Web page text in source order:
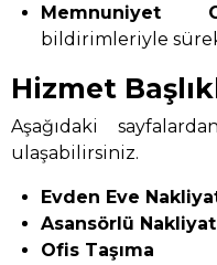
Memnuniyet
bildirimleriyle
Hizmet
Aşağıdaki
ulaşabilirsiniz.
Evden Eve
Asansörlü Nakliyat
Ofis Taşıma